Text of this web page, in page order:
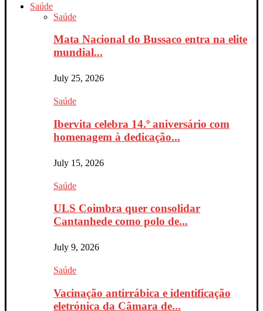
Saúde
Saúde
Mata Nacional do Bussaco entra na elite
mundial...
July 25, 2026
Saúde
Ibervita celebra 14.º aniversário com
homenagem à dedicação...
July 15, 2026
Saúde
ULS Coimbra quer consolidar
Cantanhede como polo de...
July 9, 2026
Saúde
Vacinação antirrábica e identificação
eletrónica da Câmara de...